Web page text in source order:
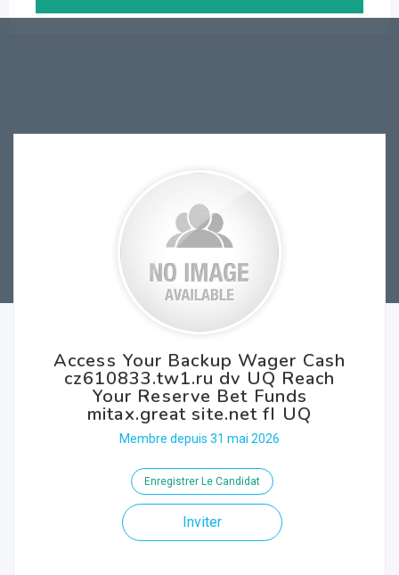
Access Your Backup Wager Cash
cz610833.tw1.ru dv UQ Reach
Your Reserve Bet Funds
mitax.great site.net fI UQ
Membre depuis 31 mai 2026
Enregistrer Le Candidat
Inviter